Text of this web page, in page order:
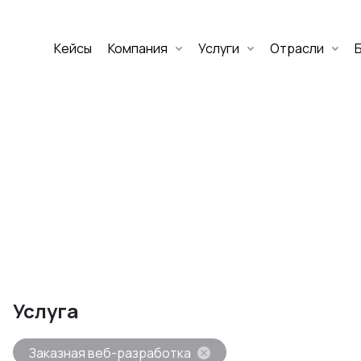
Кейсы Компания Услуги Отрасли
Услуга
Заказная веб-разработка